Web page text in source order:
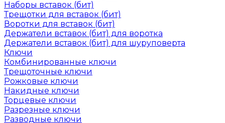
Наборы вставок (бит)
Трещотки для вставок (бит)
Воротки для вставок (бит)
Держатели вставок (бит) для воротка
Держатели вставок (бит) для шуруповерта
Ключи
Комбинированные ключи
Трещоточные ключи
Рожковые ключи
Накидные ключи
Торцевые ключи
Разрезные ключи
Разводные ключи